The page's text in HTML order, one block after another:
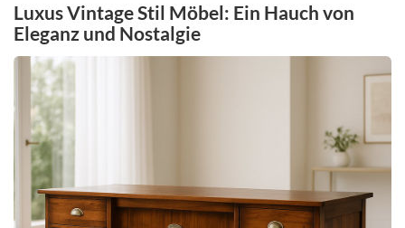
Luxus Vintage Stil Möbel: Ein Hauch von
Eleganz und Nostalgie